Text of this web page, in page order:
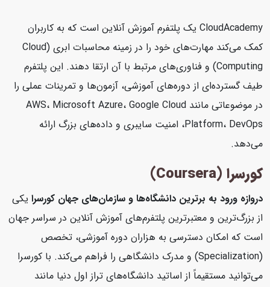
CloudAcademy یک پلتفرم آموزش آنلاین است که به کاربران
کمک می‌کند مهارت‌های خود را در زمینه محاسبات ابری (Cloud
Computing) و فناوری‌های مرتبط با آن ارتقا دهند. این پلتفرم
طیف گسترده‌ای از دوره‌های آموزشی، آزمون‌ها و تمرینات عملی را
در موضوعاتی مانند AWS، Microsoft Azure، Google Cloud
Platform، DevOps، امنیت سایبری و داده‌های بزرگ ارائه
می‌دهد.
کورسرا (Coursera)
دروازه ورود به برترین دانشگاه‌ها و سازمان‌های جهان کورسرایکی
از بزرگ‌ترین و معتبرترین پلتفرم‌های آموزش آنلاین در سراسر جهان
است که امکان دسترسی به هزاران دوره آموزشی، تخصص
(Specialization) و مدرک دانشگاهی را فراهم می‌کند. با کورسرا
می‌توانید مستقیماً از اساتید دانشگاه‌های تراز اول دنیا مانند